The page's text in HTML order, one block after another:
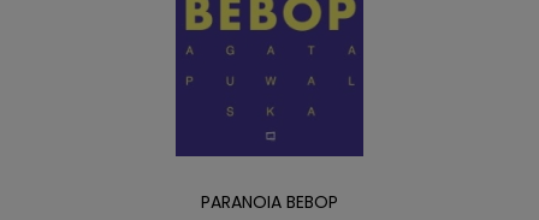
PARANOIA BEBOP